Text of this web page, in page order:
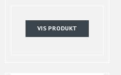
VIS PRODUKT